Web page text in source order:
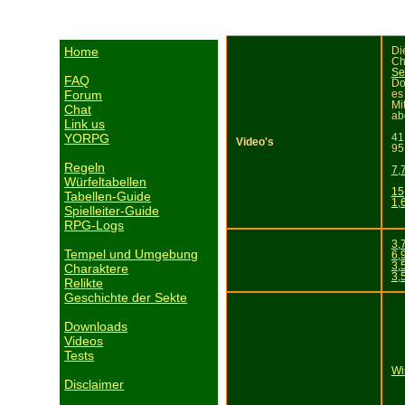
Home
FAQ
Forum
Chat
Link us
YORPG
Regeln
Würfeltabellen
Tabellen-Guide
Spielleiter-Guide
RPG-Logs
Tempel und Umgebung
Charaktere
Relikte
Geschichte der Sekte
Downloads
Videos
Tests
Disclaimer
Video's
es